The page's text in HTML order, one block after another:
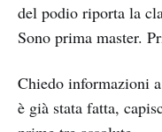
del podio riporta la
Sono prima master.
Chiedo informazioni
è già stata fatta,